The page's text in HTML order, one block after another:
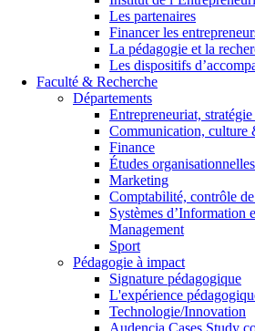
Les partenaires
Financer les
La pédagogie et la
Les dispositifs
Faculté & Recherche
Départements
Entrepreneuriat,
Communication, culture
Finance
Études
Marketing
Comptabilité, contrôle
Systèmes d’Information
Management
Sport
Pédagogie à impact
Signature pédagogique
L'expérience
Technologie/Innovation
Audencia Cases Study